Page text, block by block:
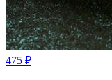
475 ₽